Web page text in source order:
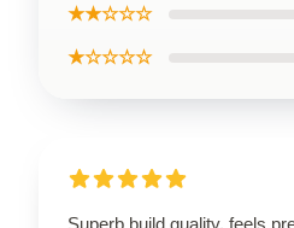
★★☆☆☆
★☆☆☆☆
Superb build quality, feels